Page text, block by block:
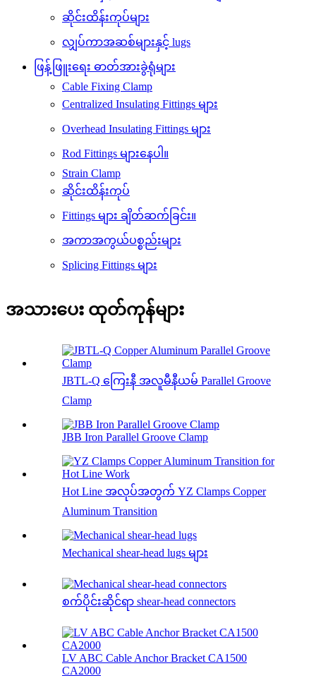
ဆိုင်းထိန်းကုပ်များ
လျှပ်ကာအဆစ်များနှင့် lugs
ဖြန့်ဖြူးရေး ဓာတ်အားခွဲရုံများ
Cable Fixing Clamp
Centralized Insulating Fittings များ
Overhead Insulating Fittings များ
Rod Fittings များနေပါ။
Strain Clamp
ဆိုင်းထိန်းကုပ်
Fittings များ ချိတ်ဆက်ခြင်း။
အကာအကွယ်ပစ္စည်းများ
Splicing Fittings များ
အသားပေး ထုတ်ကုန်များ
JBTL-Q ကြေးနီ အလူမီနီယမ် Parallel Groove
Clamp
JBB Iron Parallel Groove Clamp
Hot Line အလုပ်အတွက် YZ Clamps Copper
Aluminum Transition
Mechanical shear-head lugs များ
စက်ပိုင်းဆိုင်ရာ shear-head connectors
LV ABC Cable Anchor Bracket CA1500
CA2000